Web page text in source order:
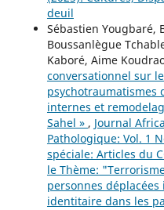
deuil
Sébastien Yougbaré,
Boussanlègue
Kaboré, Aime
conversationnel sur
psychotraumatismes
internes et
Sahel » , Journal
Pathologique: Vol. 1
spéciale: Articles du
le Thème:
personnes
identitaire dans les